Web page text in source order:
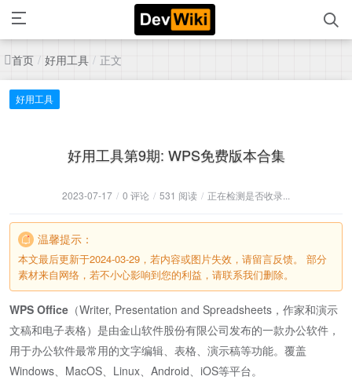
首页 / 好用工具 / 正文
好用工具
好用工具第9期: WPS免费版本合集
2023-07-17 / 0 评论 / 531 阅读 / 正在检测是否收录...
温馨提示：
本文最后更新于2024-03-29，若内容或图片失效，请留言反馈。 部分
素材来自网络，若不小心影响到您的利益，请联系我们删除。
WPS Office （Writer, Presentation and Spreadsheets，作家和演示
文稿和电子表格）是由金山软件股份有限公司发布的一款办公软件，
用于办公软件最常用的文字编辑、表格、演示稿等功能。覆盖
Windows、MacOS、Linux、Android、iOS等平台。